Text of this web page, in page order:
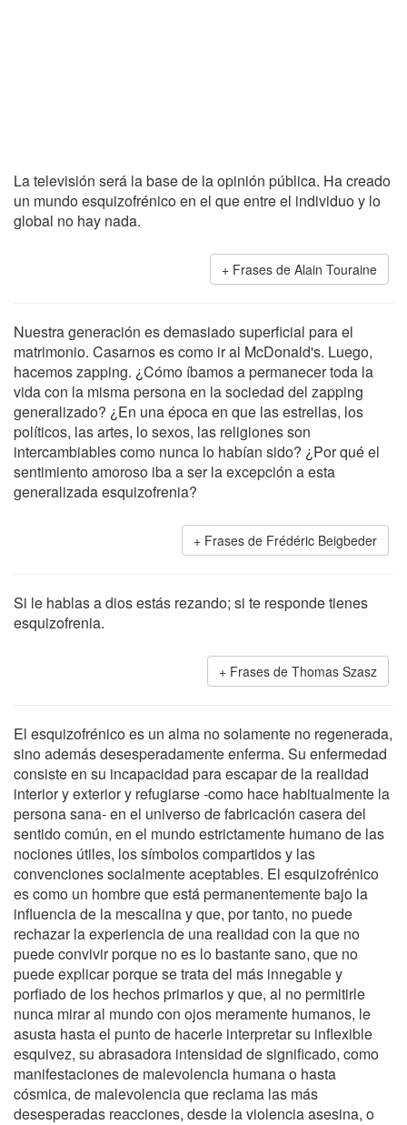
La televisión será la base de la opinión pública. Ha creado
un mundo esquizofrénico en el que entre el individuo y lo
global no hay nada.
Frases de Alain Touraine
Nuestra generación es demasiado superficial para el
matrimonio. Casarnos es como ir al McDonald's. Luego,
hacemos zapping. ¿Cómo íbamos a permanecer toda la
vida con la misma persona en la sociedad del zapping
generalizado? ¿En una época en que las estrellas, los
políticos, las artes, lo sexos, las religiones son
intercambiables como nunca lo habían sido? ¿Por qué el
sentimiento amoroso iba a ser la excepción a esta
generalizada esquizofrenia?
Frases de Frédéric Beigbeder
Si le hablas a dios estás rezando; si te responde tienes
esquizofrenia.
Frases de Thomas Szasz
El esquizofrénico es un alma no solamente no regenerada,
sino además desesperadamente enferma. Su enfermedad
consiste en su incapacidad para escapar de la realidad
interior y exterior y refugiarse -como hace habitualmente la
persona sana- en el universo de fabricación casera del
sentido común, en el mundo estrictamente humano de las
nociones útiles, los símbolos compartidos y las
convenciones socialmente aceptables. El esquizofrénico
es como un hombre que está permanentemente bajo la
influencia de la mescalina y que, por tanto, no puede
rechazar la experiencia de una realidad con la que no
puede convivir porque no es lo bastante sano, que no
puede explicar porque se trata del más innegable y
porfiado de los hechos primarios y que, al no permitirle
nunca mirar al mundo con ojos meramente humanos, le
asusta hasta el punto de hacerle interpretar su inflexible
esquivez, su abrasadora intensidad de significado, como
manifestaciones de malevolencia humana o hasta
cósmica, de malevolencia que reclama las más
desesperadas reacciones, desde la violencia asesina, o